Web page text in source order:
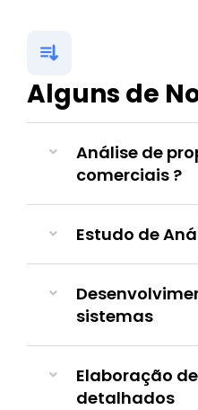
Alguns de
Análise de
comerciais ?
Estudo de
sistemas
Elaboração
detalhados